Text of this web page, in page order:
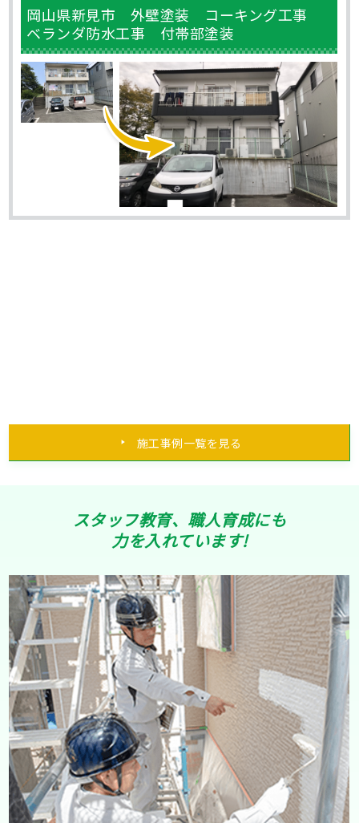
岡山県新見市 外壁塗装 コーキング工事
ベランダ防水工事 付帯部塗装
施工事例一覧を見る
スタッフ教育、職人育成にも
力を入れています!